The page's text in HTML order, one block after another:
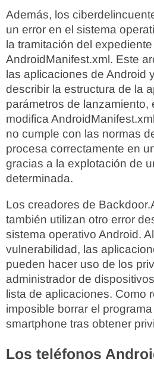
Además, los
un error en el sistema
la tramitación del expediente
AndroidManifest.xml. Este
las aplicaciones de Android
describir la estructura de la
parámetros de lanzamiento,
modifica
no cumple con las normas
procesa correctamente en
gracias a la explotación de
determinada.
Los creadores de
también utilizan otro error
sistema operativo Android.
vulnerabilidad, las
pueden hacer uso de los
administrador de
lista de aplicaciones. Como
imposible borrar el
smartphone tras obtener
Los teléfonos